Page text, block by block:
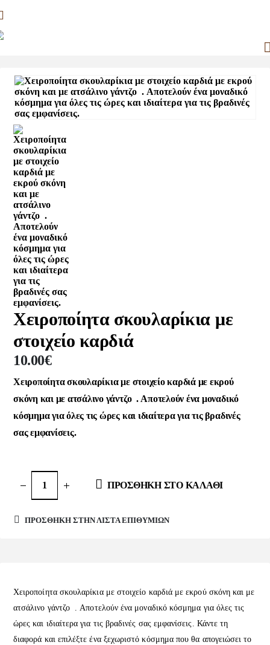
Χειροποίητα σκουλαρίκια με
στοιχείο καρδιά
10.00€
Χειροποίητα σκουλαρίκια με στοιχείο καρδιά με εκρού
σκόνη και με ατσάλινο γάντζο . Aποτελούν ένα μοναδικό
κόσμημα για όλες τις ώρες και ιδιαίτερα για τις βραδινές
σας εμφανίσεις.
ΠΡΟΣΘΉΚΗ ΣΤΟ ΚΑΛΆΘΙ
ΠΡΌΣΘΉΚΗ ΣΤΗΝ ΛΊΣΤΑ ΕΠΙΘΥΜΙΏΝ
Χειροποίητα σκουλαρίκια με στοιχείο καρδιά με εκρού σκόνη και με
ατσάλινο γάντζο . Aποτελούν ένα μοναδικό κόσμημα για όλες τις
ώρες και ιδιαίτερα για τις βραδινές σας εμφανίσεις. Κάντε τη
διαφορά και επιλέξτε ένα ξεχωριστό κόσμημα που θα απογειώσει το